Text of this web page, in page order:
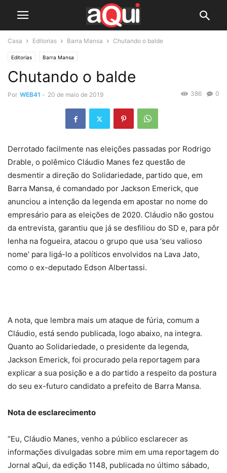
Casa Editorias Barra Mansa Chutando o balde
Editorias Barra Mansa
Chutando o balde
Por WEB41 - 20 de maio de 2019 0
386
Derrotado facilmente nas eleições passadas por Rodrigo
Drable, o polêmico Cláudio Manes fez questão de
desmentir a direção do Solidariedade, partido que, em
Barra Mansa, é comandado por Jackson Emerick, que
anunciou a intenção da legenda em apostar no nome do
empresário para as eleições de 2020. Cláudio não gostou
da entrevista, garantiu que já se desfiliou do SD e, para pôr
lenha na fogueira, atacou o grupo que usa ‘seu valioso
nome’ para ligá-lo a políticos envolvidos na Lava Jato,
como o ex-deputado Edson Albertassi.
A nota, que lembra mais um ataque de fúria, comum a
Cláudio, está sendo publicada, logo abaixo, na integra.
Quanto ao Solidariedade, o presidente da legenda,
Jackson Emerick, foi procurado pela reportagem para
explicar a sua posição e a do partido a respeito da postura
do seu ex-futuro candidato a prefeito de Barra Mansa.
Nota de esclarecimento
“Eu, Cláudio Manes, venho a público esclarecer as
informações divulgadas sobre mim em uma reportagem do
Jornal aQui, da edição 1148, publicada no último sábado,